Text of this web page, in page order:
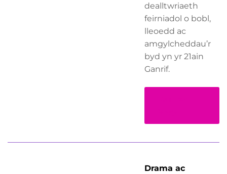
dealltwriaeth
feirniadol o bobl,
lleoedd ac
amgylcheddau’r
byd yn yr 21ain
Ganrif.
Drama ac